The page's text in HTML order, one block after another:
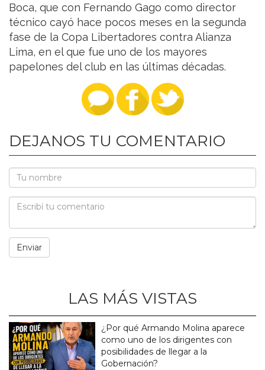
Boca, que con Fernando Gago como director
técnico cayó hace pocos meses en la segunda
fase de la Copa Libertadores contra Alianza
Lima, en el que fue uno de los mayores
papelones del club en las últimas décadas.
DEJANOS TU COMENTARIO
LAS MÁS VISTAS
¿Por qué Armando Molina aparece
como uno de los dirigentes con
posibilidades de llegar a la
Gobernación?